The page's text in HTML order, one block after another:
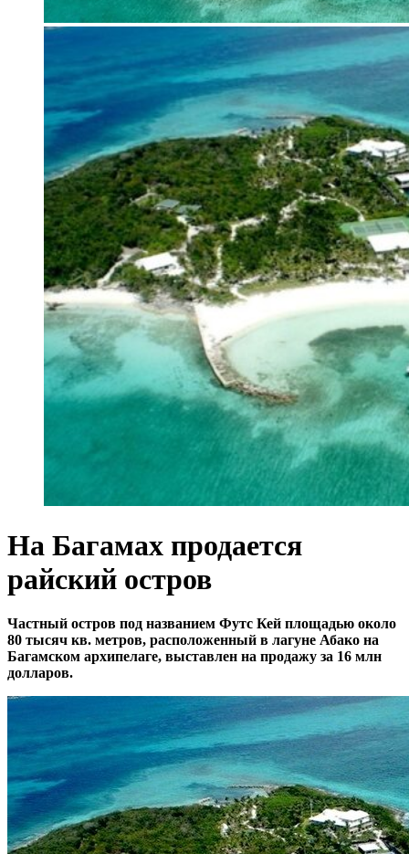
На Багамах продается
райский остров
Частный остров под названием Футс Кей площадью около
80 тысяч кв. метров, расположенный в лагуне Абако на
Багамском архипелаге, выставлен на продажу за 16 млн
долларов.